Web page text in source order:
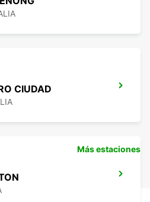
CIUDAD
Más estaciones